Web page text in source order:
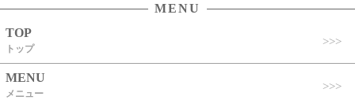
MENU
TOP
トップ
MENU
メニュー